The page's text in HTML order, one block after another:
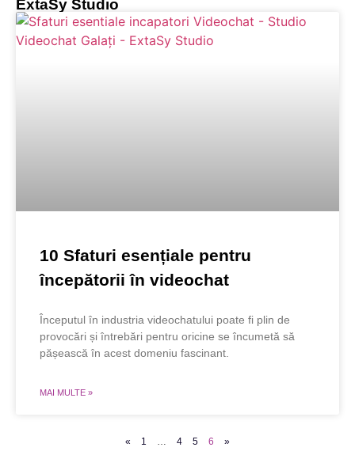
ExtaSy Studio
10 Sfaturi esențiale pentru
începătorii în videochat
Începutul în industria videochatului poate fi plin de
provocări și întrebări pentru oricine se încumetă să
pășească în acest domeniu fascinant.
MAI MULTE »
« 1 … 4 5 6 »